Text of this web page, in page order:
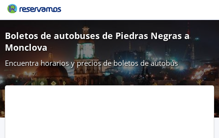
Boletos de autobuses de Piedras Negras a
Monclova
Encuentra horarios y precios de boletos de autobús